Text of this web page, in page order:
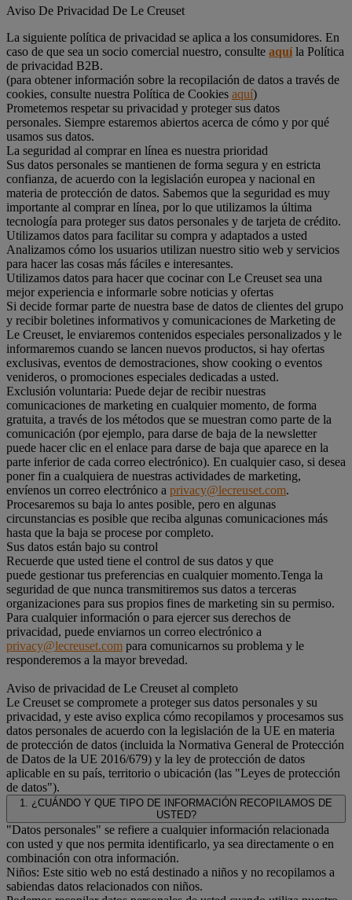
Aviso De Privacidad De Le Creuset
La siguiente política de privacidad se aplica a los consumidores. En
caso de que sea un socio comercial nuestro, consulte aquíla Política
de privacidad B2B.
(para obtener información sobre la recopilación de datos a través de
cookies, consulte nuestra Política de Cookies aquí)
Prometemos respetar su privacidad y proteger sus datos
personales. Siempre estaremos abiertos acerca de cómo y por qué
usamos sus datos.
La seguridad al comprar en línea es nuestra prioridad
Sus datos personales se mantienen de forma segura y en estricta
confianza, de acuerdo con la legislación europea y nacional en
materia de protección de datos. Sabemos que la seguridad es muy
importante al comprar en línea, por lo que utilizamos la última
tecnología para proteger sus datos personales y de tarjeta de crédito.
Utilizamos datos para facilitar su compra y adaptados a usted
Analizamos cómo los usuarios utilizan nuestro sitio web y servicios
para hacer las cosas más fáciles e interesantes.
Utilizamos datos para hacer que cocinar con Le Creuset sea una
mejor experiencia e informarle sobre noticias y ofertas
Si decide formar parte de nuestra base de datos de clientes del grupo
y recibir boletines informativos y comunicaciones de Marketing de
Le Creuset, le enviaremos contenidos especiales personalizados y le
informaremos cuando se lancen nuevos productos, si hay ofertas
exclusivas, eventos de demostraciones, show cooking o eventos
venideros, o promociones especiales dedicadas a usted.
Exclusión voluntaria: Puede dejar de recibir nuestras
comunicaciones de marketing en cualquier momento, de forma
gratuita, a través de los métodos que se muestran como parte de la
comunicación (por ejemplo, para darse de baja de la newsletter
puede hacer clic en el enlace para darse de baja que aparece en la
parte inferior de cada correo electrónico). En cualquier caso, si desea
poner fin a cualquiera de nuestras actividades de marketing,
envíenos un correo electrónico a privacy@lecreuset.com.
Procesaremos su baja lo antes posible, pero en algunas
circunstancias es posible que reciba algunas comunicaciones más
hasta que la baja se procese por completo.
Sus datos están bajo su control
Recuerde que usted tiene el control de sus datos y que
puede gestionar tus preferencias en cualquier momento.Tenga la
seguridad de que nunca transmitiremos sus datos a terceras
organizaciones para sus propios fines de marketing sin su permiso.
Para cualquier información o para ejercer sus derechos de
privacidad, puede enviarnos un correo electrónico a
privacy@lecreuset.com para comunicarnos su problema y le
responderemos a la mayor brevedad.
Aviso de privacidad de Le Creuset al completo
Le Creuset se compromete a proteger sus datos personales y su
privacidad, y este aviso explica cómo recopilamos y procesamos sus
datos personales de acuerdo con la legislación de la UE en materia
de protección de datos (incluida la Normativa General de Protección
de Datos de la UE 2016/679) y la ley de protección de datos
aplicable en su país, territorio o ubicación (las "Leyes de protección
de datos").
1. ¿CUÁNDO Y QUE TIPO DE INFORMACIÓN RECOPILAMOS DE
USTED?
"Datos personales" se refiere a cualquier información relacionada
con usted y que nos permita identificarlo, ya sea directamente o en
combinación con otra información.
Niños: Este sitio web no está destinado a niños y no recopilamos a
sabiendas datos relacionados con niños.